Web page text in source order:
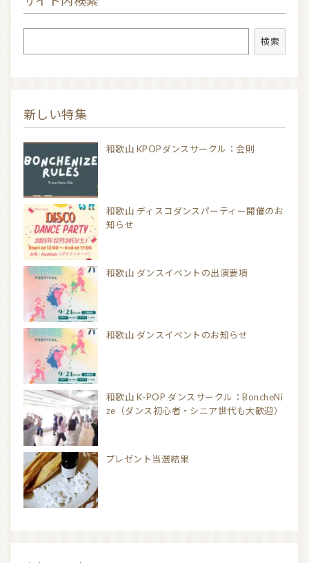
検索
新しい特集
和歌山 KPOPダンスサークル：会則
和歌山 ディスコダンスパーティー開催のお
知らせ
和歌山 ダンスイベントの出演要項
和歌山 ダンスイベントのお知らせ
和歌山 K-POP ダンスサークル：BoncheNi
ze（ダンス初心者・シニア世代も大歓迎）
プレゼント当選結果